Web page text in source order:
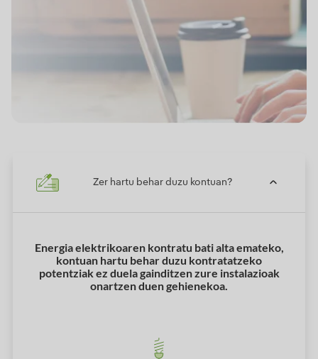
Zer hartu behar duzu kontuan?
Energia elektrikoaren kontratu bati alta emateko,
kontuan hartu behar duzu kontratatzeko
potentziak ez duela gainditzen zure instalazioak
onartzen duen gehienekoa.